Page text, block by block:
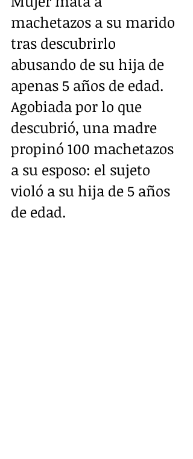
machetazos a su marido
tras descubrirlo
abusando de su hija de
apenas 5 años de edad.
Agobiada por lo que
descubrió, una madre
propinó 100 machetazos
a su esposo: el sujeto
violó a su hija de 5 años
de edad.